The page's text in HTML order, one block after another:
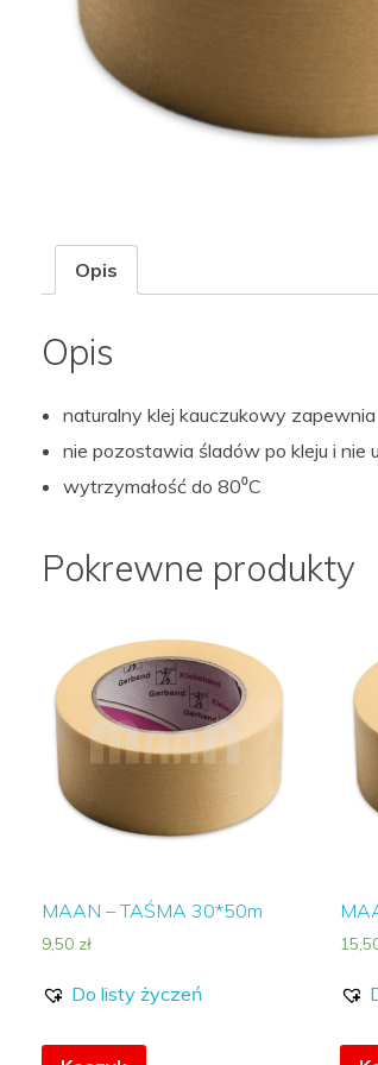
Opis
Opis
naturalny klej kauczukowy
nie pozostawia śladów po kleju i
wytrzymałość do 80⁰C
Pokrewne produkty
MAAN – TAŚMA 30*50m
9,50 zł
Do listy życzeń